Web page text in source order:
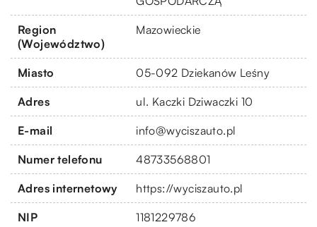
Region
(Województwo)
Mazowieckie
Miasto 05-092 Dziekanów Leśny
Adres ul. Kaczki Dziwaczki 10
E-mail info@wyciszauto.pl
Numer telefonu 48733568801
Adres internetowy https://wyciszauto.pl
NIP 1181229786